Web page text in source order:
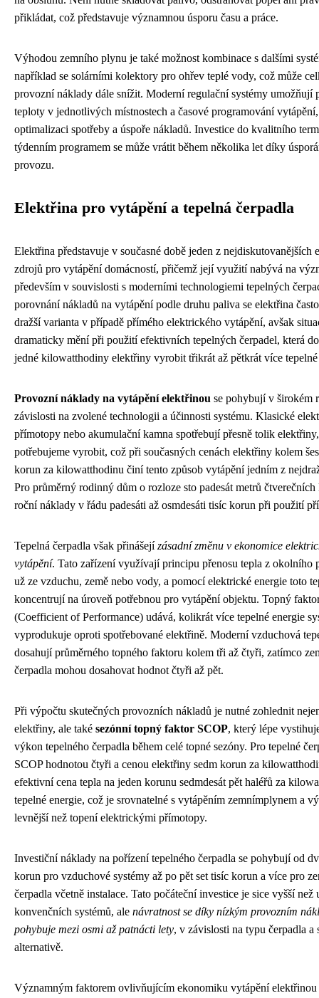
přikládat, což představuje významnou úsporu času a práce.
Výhodou zemního plynu je také možnost kombinace s dalšími
například se solárními kolektory pro ohřev teplé vody, což může
provozní náklady dále snížit. Moderní regulační systémy umožňují
teploty v jednotlivých místnostech a časové programování
optimalizaci spotřeby a úspoře nákladů. Investice do kvalitního
týdenním programem se může vrátit během několika let díky
provozu.
Elektřina pro vytápění a tepelná čerpadla
Elektřina představuje v současné době jeden z nejdiskutovanějších
zdrojů pro vytápění domácností, přičemž její využití nabývá na
především v souvislosti s moderními technologiemi tepelných
porovnání nákladů na vytápění podle druhu paliva se elektřina
dražší varianta v případě přímého elektrického vytápění, avšak
dramaticky mění při použití efektivních tepelných čerpadel, která
jedné kilowatthodiny elektřiny vyrobit třikrát až pětkrát více tepelné
Provozní náklady na vytápění elektřinou se pohybují v širokém
závislosti na zvolené technologii a účinnosti systému. Klasické
přímotopy nebo akumulační kamna spotřebují přesně tolik
potřebujeme vyrobit, což při současných cenách elektřiny kolem
korun za kilowatthodinu činí tento způsob vytápění jedním z
Pro průměrný rodinný dům o rozloze sto padesát metrů čtverečních
roční náklady v řádu padesáti až osmdesáti tisíc korun při použití
Tepelná čerpadla však přinášejízásadní změnu v ekonomice
vytápění. Tato zařízení využívají principu přenosu tepla z okolního
už ze vzduchu, země nebo vody, a pomocí elektrické energie toto
koncentrují na úroveň potřebnou pro vytápění objektu. Topný
(Coefficient of Performance) udává, kolikrát více tepelné energie
vyprodukuje oproti spotřebované elektřině. Moderní vzduchová
dosahují průměrného topného faktoru kolem tři až čtyři, zatímco
čerpadla mohou dosahovat hodnot čtyři až pět.
Při výpočtu skutečných provozních nákladů je nutné zohlednit
elektřiny, ale také sezónní topný faktor SCOP, který lépe
výkon tepelného čerpadla během celé topné sezóny. Pro tepelné
SCOP hodnotou čtyři a cenou elektřiny sedm korun za
efektivní cena tepla na jeden korunu sedmdesát pět haléřů za
tepelné energie, což je srovnatelné s vytápěním zemnímplynem a
levnější než topení elektrickými přímotopy.
Investiční náklady na pořízení tepelného čerpadla se pohybují od
korun pro vzduchové systémy až po pět set tisíc korun a více pro
čerpadla včetně instalace. Tato počáteční investice je sice vyšší než
konvenčních systémů, ale návratnost se díky nízkým provozním
pohybuje mezi osmi až patnácti lety, v závislosti na typu čerpadla a
alternativě.
Významným faktorem ovlivňujícím ekonomiku vytápění elektřinou